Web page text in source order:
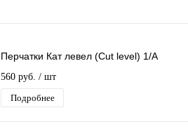
Перчатки Кат левел (Cut level) 1/А
560 руб. / шт
Подробнее